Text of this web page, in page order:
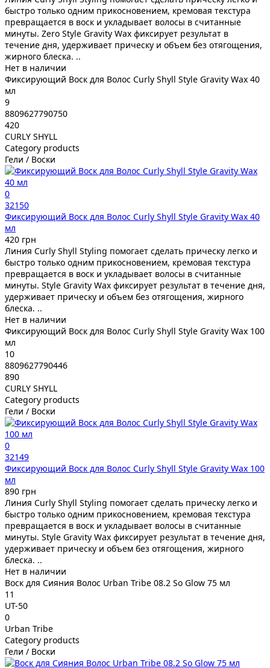
быстро только одним прикосновением, кремовая текстура
превращается в воск и укладывает волосы в считанные
минуты. Zero Style Gravity Wax фиксирует результат в
течение дня, удерживает прическу и объем без отягощения,
жирного блеска. ..
Нет в наличии
Фиксирующий Воск для Волос Curly Shyll Style Gravity Wax 40
мл
9
8809627790750
420
CURLY SHYLL
Category products
Гели / Воски
0
32150
Фиксирующий Воск для Волос Curly Shyll Style Gravity Wax 40
мл
420 грн
Линия Curly Shyll Styling помогает сделать прическу легко и
быстро только одним прикосновением, кремовая текстура
превращается в воск и укладывает волосы в считанные
минуты. Style Gravity Wax фиксирует результат в течение дня,
удерживает прическу и объем без отягощения, жирного
блеска. ..
Нет в наличии
Фиксирующий Воск для Волос Curly Shyll Style Gravity Wax 100
мл
10
8809627790446
890
CURLY SHYLL
Category products
Гели / Воски
0
32149
Фиксирующий Воск для Волос Curly Shyll Style Gravity Wax 100
мл
890 грн
Линия Curly Shyll Styling помогает сделать прическу легко и
быстро только одним прикосновением, кремовая текстура
превращается в воск и укладывает волосы в считанные
минуты. Style Gravity Wax фиксирует результат в течение дня,
удерживает прическу и объем без отягощения, жирного
блеска. ..
Нет в наличии
Воск для Сияния Волос Urban Tribe 08.2 So Glow 75 мл
11
UT-50
0
Urban Tribe
Category products
Гели / Воски